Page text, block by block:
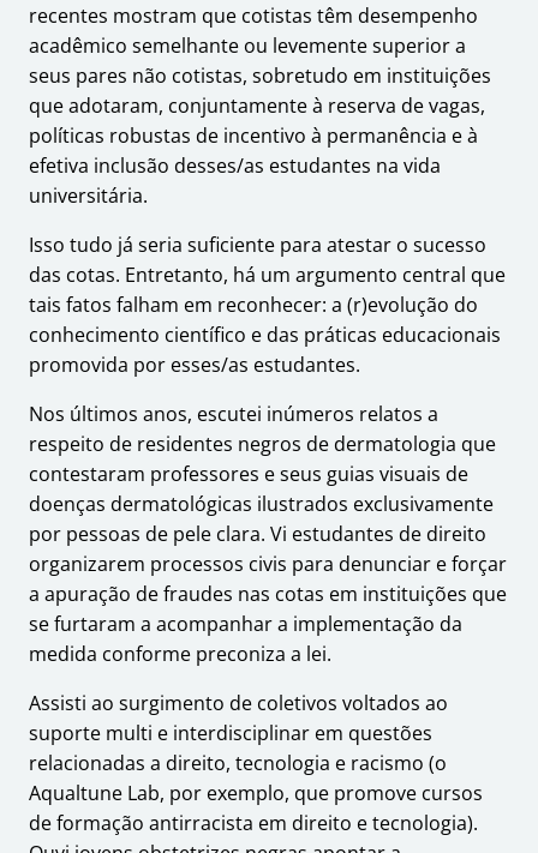
recentes mostram que cotistas têm desempenho
acadêmico semelhante ou levemente superior a
seus pares não cotistas, sobretudo em instituições
que adotaram, conjuntamente à reserva de vagas,
políticas robustas de incentivo à permanência e à
efetiva inclusão desses/as estudantes na vida
universitária.
Isso tudo já seria suficiente para atestar o sucesso
das cotas. Entretanto, há um argumento central que
tais fatos falham em reconhecer: a (r)evolução do
conhecimento científico e das práticas educacionais
promovida por esses/as estudantes.
Nos últimos anos, escutei inúmeros relatos a
respeito de residentes negros de dermatologia que
contestaram professores e seus guias visuais de
doenças dermatológicas ilustrados exclusivamente
por pessoas de pele clara. Vi estudantes de direito
organizarem processos civis para denunciar e forçar
a apuração de fraudes nas cotas em instituições que
se furtaram a acompanhar a implementação da
medida conforme preconiza a lei.
Assisti ao surgimento de coletivos voltados ao
suporte multi e interdisciplinar em questões
relacionadas a direito, tecnologia e racismo (o
Aqualtune Lab, por exemplo, que promove cursos
de formação antirracista em direito e tecnologia).